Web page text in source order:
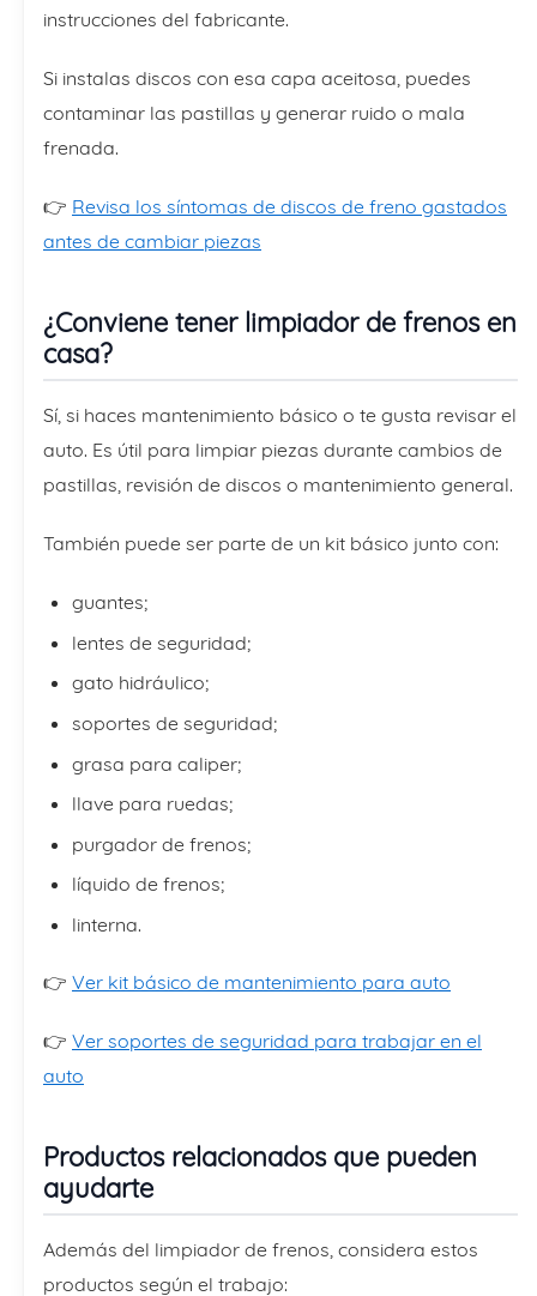
instrucciones del fabricante.
Si instalas discos con esa capa aceitosa, puedes
contaminar las pastillas y generar ruido o mala
frenada.
👉 Revisa los síntomas de discos de freno gastados
antes de cambiar piezas
¿Conviene tener limpiador de frenos en
casa?
Sí, si haces mantenimiento básico o te gusta revisar el
auto. Es útil para limpiar piezas durante cambios de
pastillas, revisión de discos o mantenimiento general.
También puede ser parte de un kit básico junto con:
guantes;
lentes de seguridad;
gato hidráulico;
soportes de seguridad;
grasa para caliper;
llave para ruedas;
purgador de frenos;
líquido de frenos;
linterna.
👉 Ver kit básico de mantenimiento para auto
👉 Ver soportes de seguridad para trabajar en el
auto
Productos relacionados que pueden
ayudarte
Además del limpiador de frenos, considera estos
productos según el trabajo: